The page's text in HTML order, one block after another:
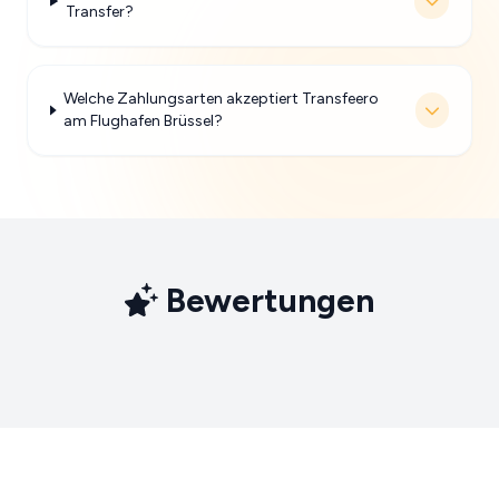
Transfer?
Welche Zahlungsarten akzeptiert Transfeero
am Flughafen Brüssel?
Bewertungen